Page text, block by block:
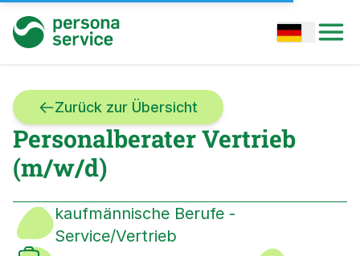
persona service Open options
Zurück zur Übersicht
Personalberater Vertrieb
(m/w/d)
kaufmännische Berufe -
Service/Vertrieb